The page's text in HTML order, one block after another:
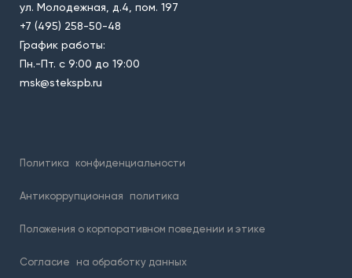
ул. Молодежная, д.4, пом. 197
+7 (495) 258-50-48
График работы:
Пн.-Пт. с 9:00 до 19:00
msk@stekspb.ru
Политика конфиденциальности
Антикоррупционная политика
Положения о корпоративном поведении и этике
Согласие на обработку данных